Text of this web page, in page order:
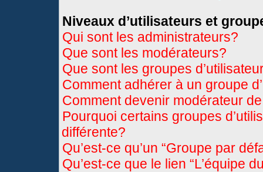
Niveaux d’utilisateurs et
Qui sont les administrateurs?
Que sont les modérateurs?
Que sont les groupes
Comment adhérer à un groupe
Comment devenir modérateur
Pourquoi certains groupes
différente?
Qu’est-ce qu’un “Groupe par
Qu’est-ce que le lien “L’équipe